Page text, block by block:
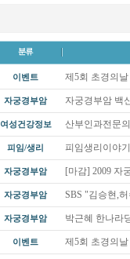
이벤트 제5회 초경의
자궁경부암 자궁경부암 백
여성건강정보 산부인과전문
피임/생리 피임생리이야
자궁경부암 [마감] 2009 자
자궁경부암 SBS "김승현,
자궁경부암 박근혜 한나라
이벤트 제5회 초경의